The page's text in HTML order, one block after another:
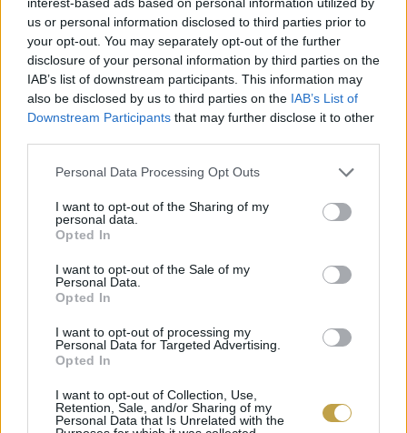
us or personal information disclosed to third parties prior to
your opt-out. You may separately opt-out of the further
disclosure of your personal information by third parties on the
IAB’s list of downstream participants. This information may
also be disclosed by us to third parties on the IAB’s List of
Downstream Participants that may further disclose it to other
Please note that this website/app uses one or more Google
not limited to your visit or usage behaviour. You may click to
grant or deny consent to Google and its third-party tags to
use your data for below specified purposes in below Google
consent section.
Personal Data Processing Opt Outs
I want to opt-out of the Sharing of my
personal data.
Opted In
I want to opt-out of the Sale of my
Personal Data.
Opted In
I want to opt-out of processing my
Personal Data for Targeted Advertising.
Opted In
I want to opt-out of Collection, Use,
Retention, Sale, and/or Sharing of my
Personal Data that Is Unrelated with the
anyagokban is gazdag.
Természetesen Dooley-nak is az a legfőbb
javaslata, hogy lehetőleg próbáljuk meg
kordában tartani a „szomjunkat” és ne vigyük
túlzásba az egyidejű alkoholbevitelt. Ebben az
esetben egészen biztosan megússzuk a
másnaposságot.